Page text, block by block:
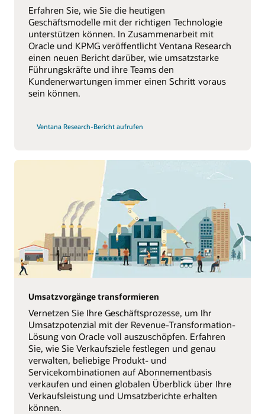
Erfahren Sie, wie Sie die heutigen
Geschäftsmodelle mit der richtigen Technologie
unterstützen können. In Zusammenarbeit mit
Oracle und KPMG veröffentlicht Ventana Research
einen neuen Bericht darüber, wie umsatzstarke
Führungskräfte und ihre Teams den
Kundenerwartungen immer einen Schritt voraus
sein können.
Ventana Research-Bericht aufrufen
Umsatzvorgänge transformieren
Vernetzen Sie Ihre Geschäftsprozesse, um Ihr
Umsatzpotenzial mit der Revenue-Transformation-
Lösung von Oracle voll auszuschöpfen. Erfahren
Sie, wie Sie Verkaufsziele festlegen und genau
verwalten, beliebige Produkt- und
Servicekombinationen auf Abonnementbasis
verkaufen und einen globalen Überblick über Ihre
Verkaufsleistung und Umsatzberichte erhalten
können.